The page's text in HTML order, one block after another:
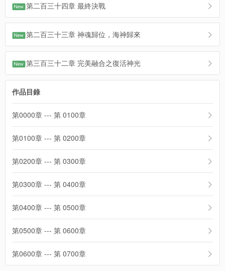
第二百三十四章 最終決戰
第二百三十三章 神魂歸位，海神歸來
第三百三十二章 完美融合之復活神光
作品目錄
第0000章 --- 第 0100章
第0100章 --- 第 0200章
第0200章 --- 第 0300章
第0300章 --- 第 0400章
第0400章 --- 第 0500章
第0500章 --- 第 0600章
第0600章 --- 第 0700章